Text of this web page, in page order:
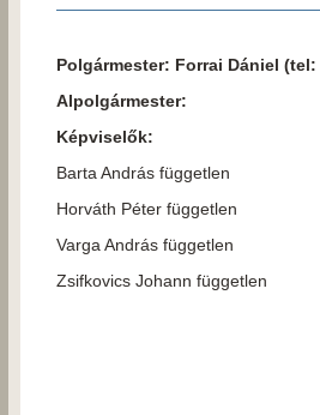
Polgármester: Forrai Dániel
Alpolgármester:
Képviselők:
Barta András független
Horváth Péter független
Varga András független
Zsifkovics Johann független